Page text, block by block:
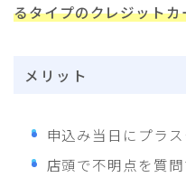
るタイプのクレジットカ
メリット
申込み当日にプラ
店頭で不明点を質問